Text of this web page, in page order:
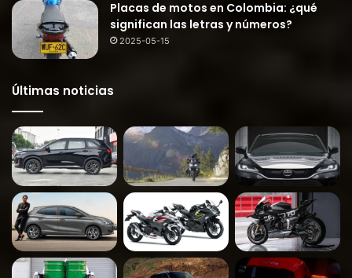
Placas de motos en Colombia: ¿qué
significan las letras y números?
2025-05-15
Últimas noticias